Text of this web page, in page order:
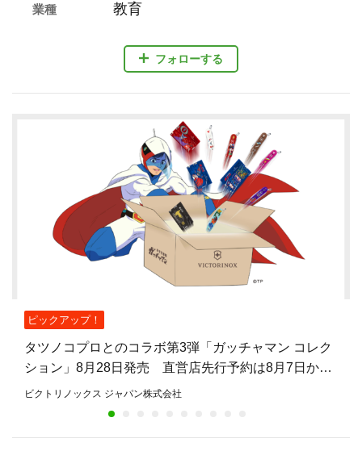
フォローする
業種 教育
ピックアップ！
タツノコプロとのコラボ第3弾「ガッチャマン コレク
ション」8月28日発売 直営店先行予約は8月7日から
8月27日まで
ビクトリノックス ジャパン株式会社